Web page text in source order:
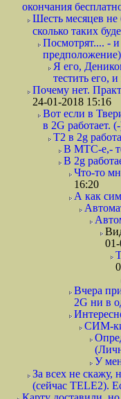
окончания
Шесть месяцев
сколько таких
Посмотрят.... -
предположение)
Я его,
тестить его,
Почему нет.
24-01-2018 15:16
Вот если в
в 2G работает.
T2 в 2g
В МТС-е,-
В 2g
Что-то
16:20
А как
Вчера
2G ни в
СИМ-ки
У
За всех не скажу,
(сейчас TELE2).